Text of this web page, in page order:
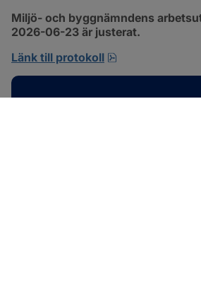
Miljö- och byggnämndens
2026-06-23 är justerat.
Länk till protokoll